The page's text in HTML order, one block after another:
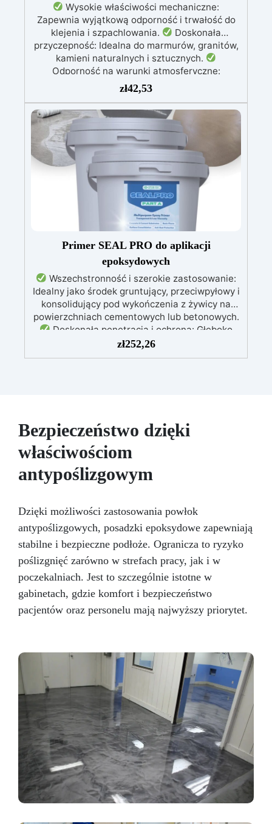
Wysokie właściwości mechaniczne:
Zapewnia wyjątkową odporność i trwałość do
klejenia i szpachlowania.
Doskonała
przyczepność: Idealna do marmurów, granitów,
kamieni naturalnych i sztucznych.
Odporność na warunki atmosferyczne:
Niezmienna w trudnych warunkach
atmosferycznych i odporna na promieniowanie
UV.
Aplikacje pionowe: Doskonała do
aplikacji na powierzchniach pionowych, bez
ryzyka skapnięcia.
Łatwa w użyciu: Proste
mieszanie w stosunku 100:50 dla optymalnych
wyników.
zł42,53
Primer SEAL PRO do aplikacji
epoksydowych
Wszechstronność i szerokie zastosowanie:
Idealny jako środek gruntujący, przeciwpyłowy i
konsolidujący pod wykończenia z żywicy na
powierzchniach cementowych lub betonowych.
Doskonała penetracja i ochrona: Głęboko
penetruje, stabilizując podłoże, redukując
pylenie i zwiększając odporność chemiczną
aplikacja, narzędzia można czyścić wodą.
Zgodność z normami CE: Certyfikowany
zgodnie z europejskimi normami EN 1504-2, co
gwarantuje jakość i bezpieczeństwo.
zł252,26
Bezpieczeństwo dzięki
właściwościom
antypoślizgowym
Dzięki możliwości zastosowania powłok
antypoślizgowych, posadzki epoksydowe zapewniają
stabilne i bezpieczne podłoże. Ogranicza to ryzyko
poślizgnięć zarówno w strefach pracy, jak i w
poczekalniach. Jest to szczególnie istotne w
gabinetach, gdzie komfort i bezpieczeństwo
pacjentów oraz personelu mają najwyższy priorytet.